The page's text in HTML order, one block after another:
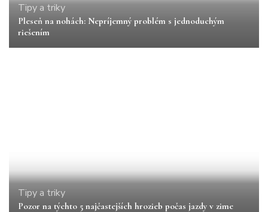
Tipy a triky
Pleseň na nohách: Nepríjemný problém s jednoduchým
riešením
Tipy a triky
Pozor na týchto 5 najčastejších hrozieb počas jazdy v zime